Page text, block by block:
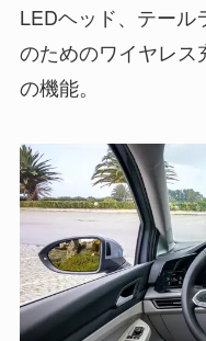
LEDヘッド、テール
のためのワイヤレ
の機能。